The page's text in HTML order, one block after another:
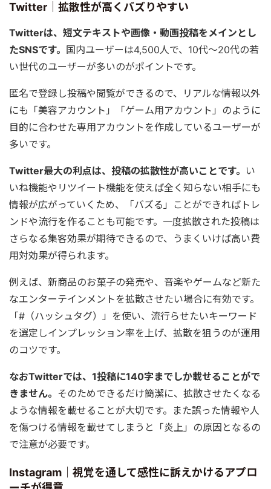
Twitter｜拡散性が高くバズりやすい
Twitterは、短文テキストや画像・動画投稿をメインとし
たSNSです。 国内ユーザーは4,500人で、10代〜20代の若
い世代のユーザーが多いのがポイントです。
匿名で登録し投稿や閲覧ができるので、リアルな情報以外
にも「美容アカウント」「ゲーム用アカウント」のように
目的に合わせた専用アカウントを作成しているユーザーが
多いです。
Twitter最大の利点は、投稿の拡散性が高いことです。 い
いね機能やリツイート機能を使えば全く知らない相手にも
情報が広がっていくため、「バズる」ことができればトレ
ンドや流行を作ることも可能です。一度拡散された投稿は
さらなる集客効果が期待できるので、うまくいけば高い費
用対効果が得られます。
例えば、新商品のお菓子の発売や、音楽やゲームなど新た
なエンターテインメントを拡散させたい場合に有効です。
「#（ハッシュタグ）」を使い、流行らせたいキーワード
を選定しインプレッション率を上げ、拡散を狙うのが運用
のコツです。
なおTwitterでは、1投稿に140字までしか載せることがで
きません。 そのためできるだけ簡潔に、拡散させたくなる
ような情報を載せることが大切です。また誤った情報や人
を傷つける情報を載せてしまうと「炎上」の原因となるの
で注意が必要です。
Instagram｜視覚を通して感性に訴えかけるアプロ